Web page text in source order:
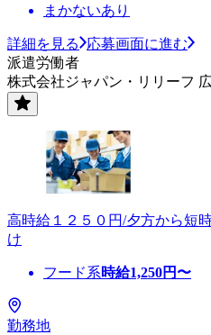
まかないあり
詳細を見る
応募画面に進む
派遣労働者
株式会社ジャパン・リリーフ
高時給１２５０円/夕方から短
け
フード系時給1,250円〜
勤務地